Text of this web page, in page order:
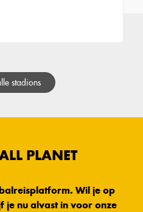
stadions
PLANET
Wil je op
je nu alvast in voor onze